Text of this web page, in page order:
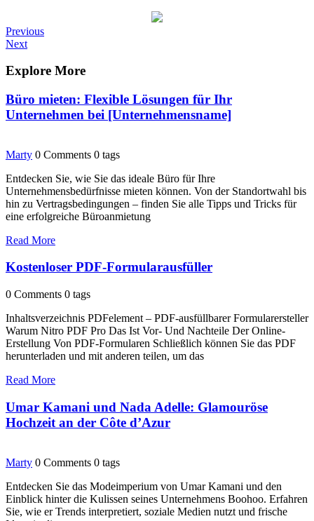
Post
navigation
Previous
Post
Previous
Next
Next
Explore More
Büro mieten: Flexible Lösungen für Ihr
Unternehmen bei [Unternehmensname]
Marty 0 Comments 0 tags
Entdecken Sie, wie Sie das ideale Büro für Ihre
Unternehmensbedürfnisse mieten können. Von der Standortwahl bis
hin zu Vertragsbedingungen – finden Sie alle Tipps und Tricks für
eine erfolgreiche Büroanmietung
Read More
Kostenloser PDF-Formularausfüller
0 Comments 0 tags
Inhaltsverzeichnis PDFelement – ​​PDF-ausfüllbarer Formularersteller
Warum Nitro PDF Pro Das Ist Vor- Und Nachteile Der Online-
Erstellung Von PDF-Formularen Schließlich können Sie das PDF
herunterladen und mit anderen teilen, um das
Read More
Umar Kamani und Nada Adelle: Glamouröse
Hochzeit an der Côte d’Azur
Marty 0 Comments 0 tags
Entdecken Sie das Modeimperium von Umar Kamani und den
Einblick hinter die Kulissen seines Unternehmens Boohoo. Erfahren
Sie, wie er Trends interpretiert, soziale Medien nutzt und frische